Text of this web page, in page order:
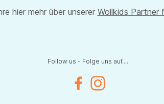
hier mehr über unserer Wollkids Partner
Follow us - Folge uns auf....
FacebookInstagram